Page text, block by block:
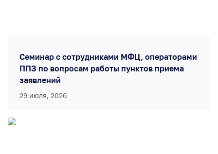
Семинар с сотрудниками МФЦ, операторами
ППЗ по вопросам работы пунктов приема
заявлений
29 июля, 2026